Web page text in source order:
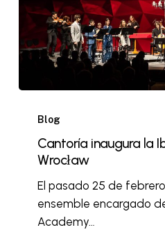
Blog
Cantoría inaugura la
Wrocław
El pasado 25 de
ensemble encargado
Academy…